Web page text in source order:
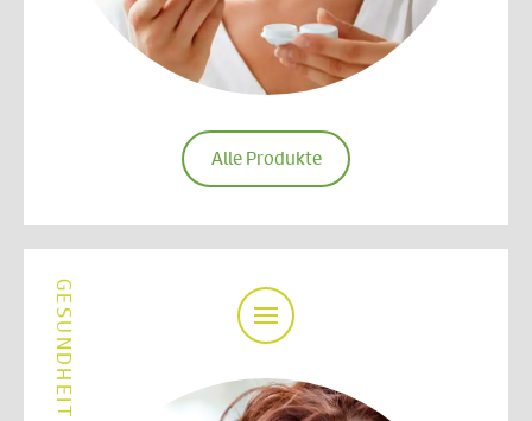
Alle Produkte
GESUNDHEIT